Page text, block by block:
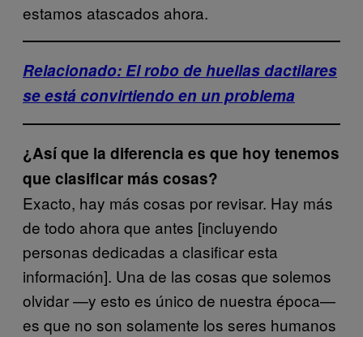
estamos atascados ahora.
Relacionado: El robo de huellas dactilares
se está convirtiendo en un problema
¿Así que la diferencia es que hoy tenemos
que clasificar más cosas?
Exacto, hay más cosas por revisar. Hay más
de todo ahora que antes [incluyendo
personas dedicadas a clasificar esta
información]. Una de las cosas que solemos
olvidar —y esto es único de nuestra época—
es que no son solamente los seres humanos